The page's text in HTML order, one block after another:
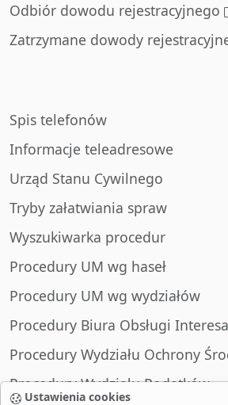
Ustawienia cookies
Odbiór dowodu rejestracyjnego
Zatrzymane dowody
Spis telefonów
Informacje teleadresowe
Urząd Stanu Cywilnego
Tryby załatwiania spraw
Wyszukiwarka procedur
Procedury UM wg haseł
Procedury UM wg wydziałów
Procedury Biura Obsługi
Procedury Wydziału Ochrony
Procedury Wydziału Podatków